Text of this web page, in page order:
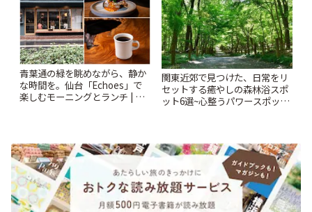
青葉通の緑を眺めながら、静か
な時間を。仙台「Echoes」で
楽しむモーニングとランチ | こ
関東近郊で見つけた、日常をリ
セットする癒やしの森林浴スポ
ット6選~心整うパワースポット